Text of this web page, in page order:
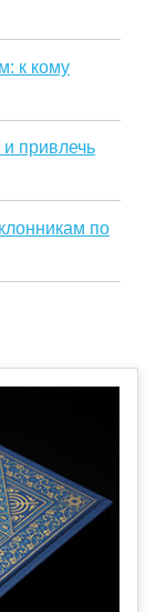
к кому
и привлечь
по